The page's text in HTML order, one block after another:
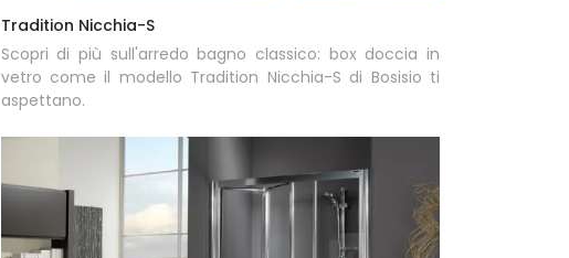
Tradition Nicchia-S
Scopri di più sull'arredo bagno classico: box doccia in
vetro come il modello Tradition Nicchia-S di Bosisio ti
aspettano.